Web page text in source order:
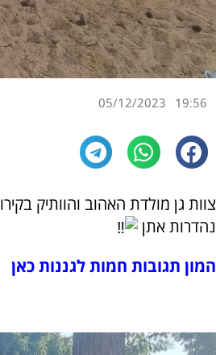
19:56
05/12/2023
צוות גן מולדת האהוב והוותיק
נהדרות אתן
המון תגובות חמות לגננות כאן